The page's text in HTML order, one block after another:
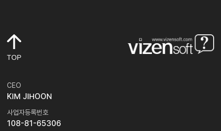
TOP
CEO
KIM JIHOON
사업자등록번호
108-81-65306